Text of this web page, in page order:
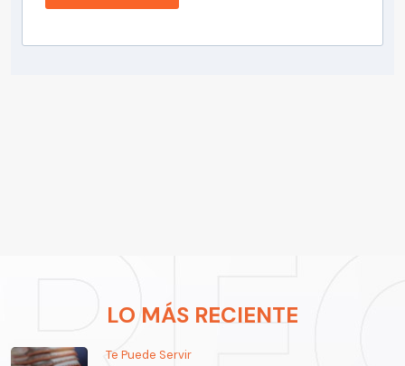
LO MÁS RECIENTE
Te Puede Servir